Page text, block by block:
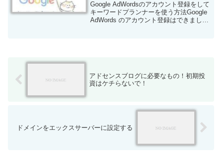
Google AdWordsのアカウント登録をして
キーワードプランナーを使う方法Google
AdWords のアカウント登録はできました
アドセンスブログに必要なもの！初期投
資はケチらないで！
ドメインをエックスサーバーに設定する